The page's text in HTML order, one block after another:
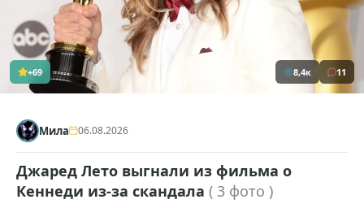
+69 8,4к 11
Мила 06.08.2026
Джаред Лето выгнали из фильма о
Кеннеди из-за скандала ( 3 фото )